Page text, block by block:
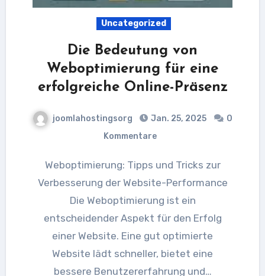
Uncategorized
Die Bedeutung von
Weboptimierung für eine
erfolgreiche Online-Präsenz
joomlahostingsorg Jan. 25, 2025
0
Kommentare
Weboptimierung: Tipps und Tricks zur
Verbesserung der Website-Performance
Die Weboptimierung ist ein
entscheidender Aspekt für den Erfolg
einer Website. Eine gut optimierte
Website lädt schneller, bietet eine
bessere Benutzererfahrung und…